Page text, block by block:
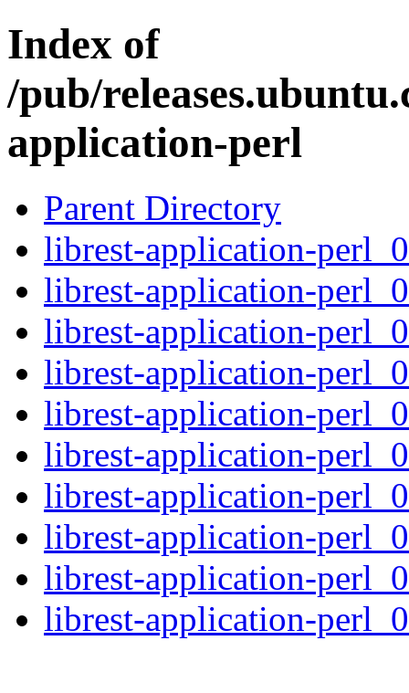
Index of
/pub/
application-perl
Parent Directory
librest-application-
librest-application-
librest-application-
librest-application-
librest-application-
librest-application-
librest-application-
librest-application-
librest-application-
librest-application-